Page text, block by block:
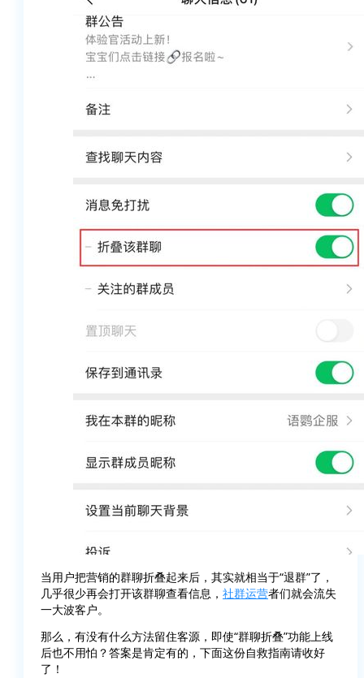
当用户把营销的群聊折叠起来后，其实就相当于“退群”了，
几乎很少再会打开该群聊查看信息， 社群运营者们就会流失
一大波客户。
那么，有没有什么方法留住客源，即使“群聊折叠”功能上线
后也不用怕？答案是肯定有的，下面这份自救指南请收好
了！